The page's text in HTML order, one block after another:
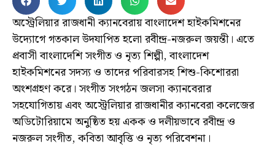
অস্ট্রেলিয়ার রাজধানী ক্যানবেরায় বাংলাদেশ হাইকমিশনের
উদ্যোগে গতকাল উদযাপিত হলো রবীন্দ্র-নজরুল জয়ন্তী। এতে
প্রবাসী বাংলাদেশি সংগীত ও নৃত্য শিল্পী, বাংলাদেশ
হাইকমিশনের সদস্য ও তাদের পরিবারসহ শিশু-কিশোররা
অংশগ্রহণ করে। সংগীত সংগঠন জলসা ক্যানবেরার
সহযোগিতায় এবং অস্ট্রেলিয়ার রাজধানীর ক্যানবেরা কলেজের
অডিটোরিয়ামে অনুষ্ঠিত হয় একক ও দলীয়ভাবে রবীন্দ্র ও
নজরুল সংগীত, কবিতা আবৃত্তি ও নৃত্য পরিবেশনা।